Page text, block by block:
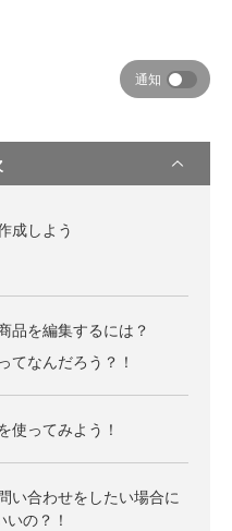
通知
成しよう
品を編集するには？
てなんだろう？！
使ってみよう！
い合わせをしたい場合に
の？！